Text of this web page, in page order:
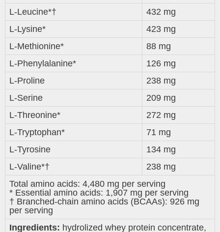
L-Leucine*†
432 mg
L-Lysine*
423 mg
L-Methionine*
88 mg
L-Phenylalanine*
126 mg
L-Proline
238 mg
L-Serine
209 mg
L-Threonine*
272 mg
L-Tryptophan*
71 mg
L-Tyrosine
134 mg
L-Valine*†
238 mg
Total amino acids: 4,480 mg per serving
* Essential amino acids: 1,907 mg per serving
† Branched-chain amino acids (BCAAs): 926 mg
per serving
Ingredients: hydrolized whey protein concentrate,